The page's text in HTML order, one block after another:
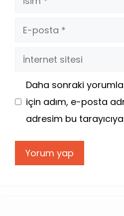
E-
İnternet
Daha sonraki
için adım, e-posta
adresim bu